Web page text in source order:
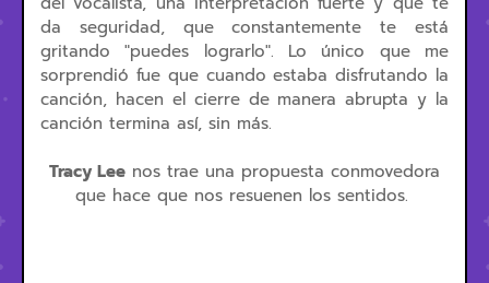
da seguridad, que constantemente te está
gritando "puedes lograrlo". Lo único que me
sorprendió fue que cuando estaba disfrutando la
canción, hacen el cierre de manera abrupta y la
canción termina así, sin más.
Tracy Lee nos trae una propuesta conmovedora
que hace que nos resuenen los sentidos.